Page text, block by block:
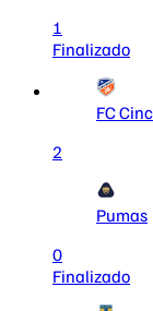
1
Finalizado
FC
2
Pumas
0
Finalizado